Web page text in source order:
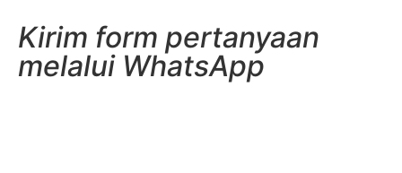
Kirim form pertanyaan
melalui WhatsApp